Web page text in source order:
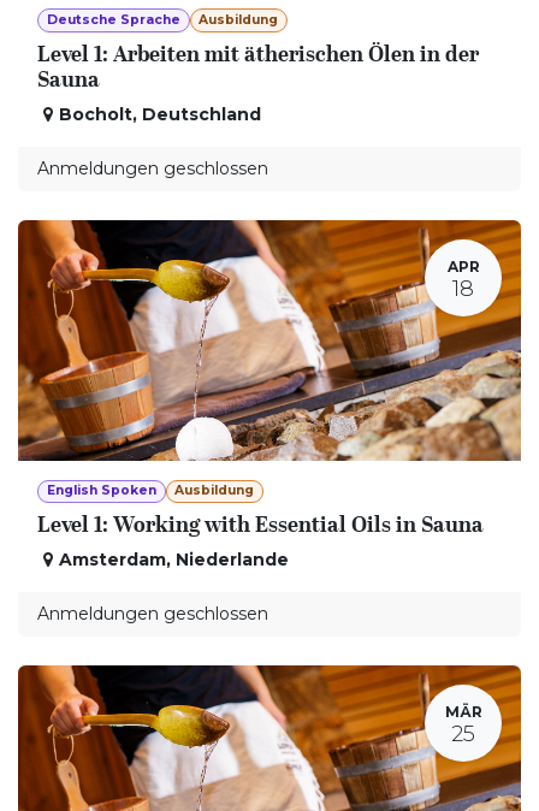
Deutsche Sprache Ausbildung
Level 1: Arbeiten mit ätherischen Ölen in der
Sauna
Bocholt, Deutschland
Anmeldungen geschlossen
APR
18
English Spoken Ausbildung
Level 1: Working with Essential Oils in Sauna
Amsterdam, Niederlande
Anmeldungen geschlossen
MÄR
25